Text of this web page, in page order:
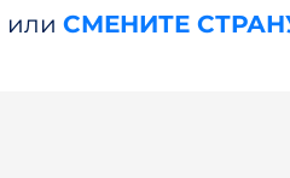
или СМЕНИТЕ